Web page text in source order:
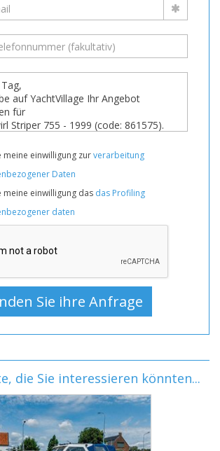
meine einwilligung zurverarbeitung
Daten
meine einwilligung das das Profiling
daten
die Sie interessieren könnten...